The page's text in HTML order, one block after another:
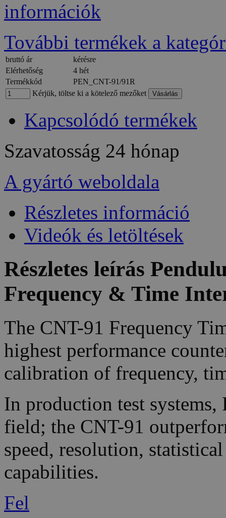
információk
További termékek a
bruttó ár
kérésre
Elérhetőség
4 hét
Termékkód
PEN_CNT-91/91R
Kérjük, töltse ki a kötelező mezőket
Kapcsolódó termékek
Szavatosság 24 hónap
A gyártó weboldala
Részletes információ
Videók és letöltések
Részletes leírás
Frequency & Time
The CNT-91 Frequency
highest performance
calibration of frequency,
In production test
field; the CNT-91
speed, resolution,
capabilities.
Fel